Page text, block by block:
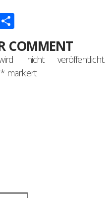
COMMENT
nicht veröffentlicht.
*markiert